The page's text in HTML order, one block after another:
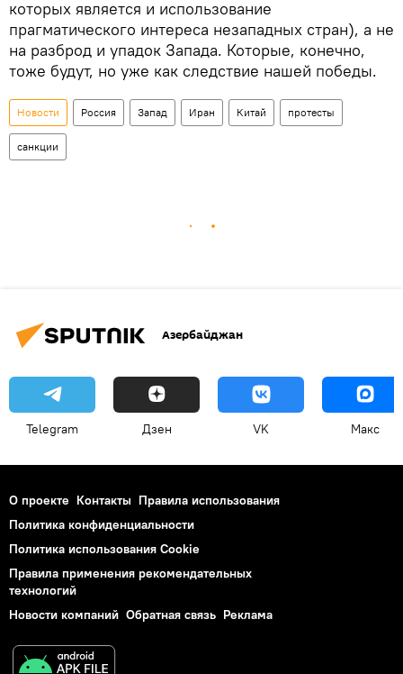
которых является и использование
прагматического интереса незападных стран), а не
на разброд и упадок Запада. Которые, конечно,
тоже будут, но уже как следствие нашей победы.
Новости Россия Запад Иран Китай протесты
санкции
Азербайджан
Telegram Дзен VK Макс
О проекте Контакты Правила использования
Политика конфиденциальности
Политика использования Cookie
Правила применения рекомендательных
технологий
Новости компаний Обратная связь Реклама